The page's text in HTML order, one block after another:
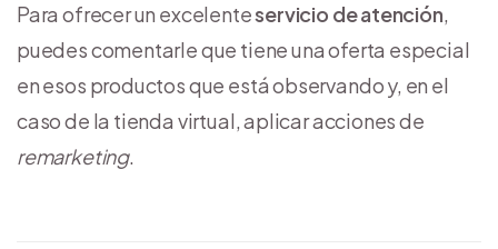
Para ofrecer un excelenteservicio de atención,
puedes comentarle que tiene una oferta especial
en esos productos que está observando y, en el
caso de la tienda virtual, aplicar acciones de
remarketing.